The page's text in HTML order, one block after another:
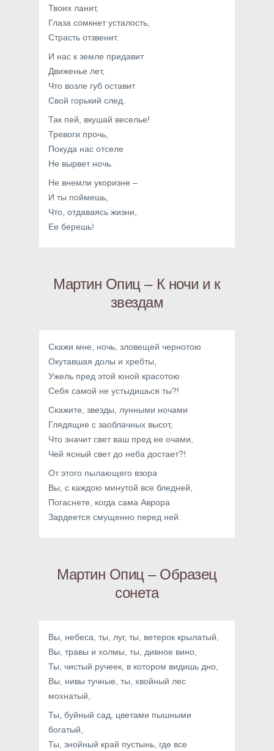
Твоих ланит,
Глаза сомкнет усталость,
Страсть отзвенит.
И нас к земле придавит
Движенье лет,
Что возле губ оставит
Свой горький след.
Так пей, вкушай веселье!
Тревоги прочь,
Покуда нас отселе
Не вырвет ночь.
Не внемли укоризне –
И ты поймешь,
Что, отдаваясь жизни,
Ее берешь!
Мартин Опиц – К ночи и к
звездам
Скажи мне, ночь, зловещей чернотою
Окутавшая долы и хребты,
Ужель пред этой юной красотою
Себя самой не устыдишься ты?!
Скажите, звезды, лунными ночами
Глядящие с заоблачных высот,
Что значит свет ваш пред ее очами,
Чей ясный свет до неба достает?!
От этого пылающего взора
Вы, с каждою минутой все бледней,
Погаснете, когда сама Аврора
Зардеется смущенно перед ней.
Мартин Опиц – Образец
сонета
Вы, небеса, ты, луг, ты, ветерок крылатый,
Вы, травы и холмы, ты, дивное вино,
Ты, чистый ручеек, в котором видишь дно,
Вы, нивы тучные, ты, хвойный лес
мохнатый,
Ты, буйный сад, цветами пышными
богатый,
Ты, знойный край пустынь, где все